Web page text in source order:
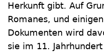
Herkunft gibt. Auf
Romanes, und
Dokumenten wird
sie im 11.